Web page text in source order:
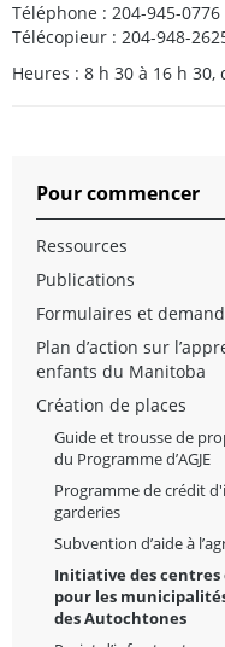
Téléphone : 204-945-
Télécopieur : 204-948-
Heures : 8 h 30 à 16 h
Pour commencer
Ressources
Publications
Formulaires et
Plan d’action sur
enfants du Manitoba
Création de places
Guide et trousse de
du Programme d’AGJE
Programme de crédit
garderies
Subvention d’aide à
Initiative des centres
pour les
des Autochtones